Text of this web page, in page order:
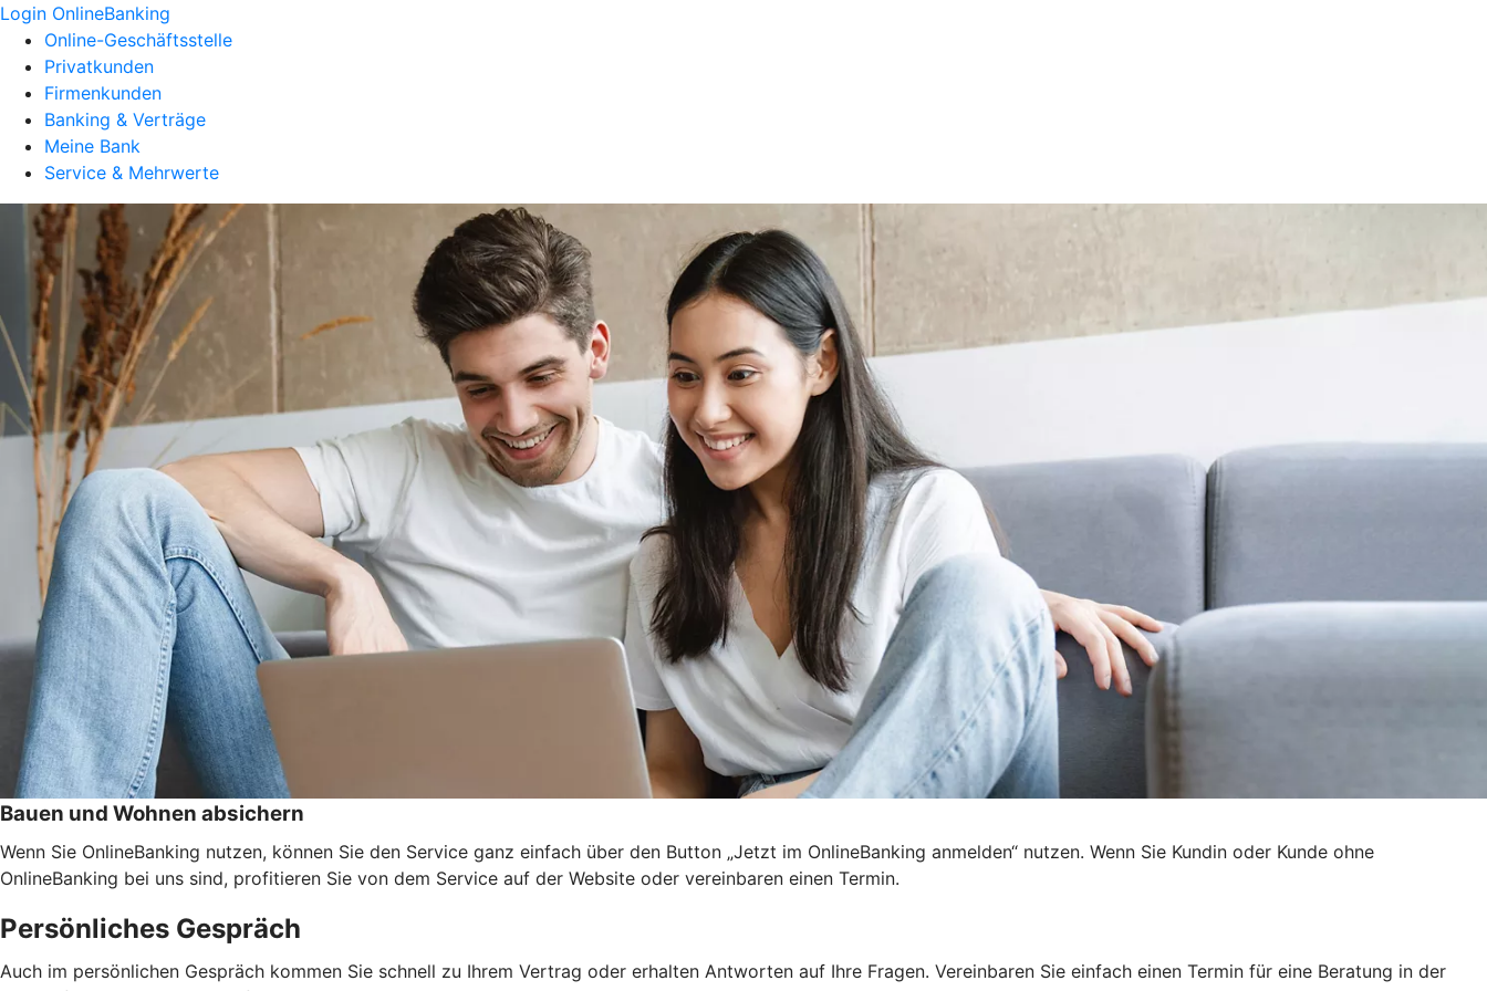
Login OnlineBanking
Online-Geschäftsstelle
Privatkunden
Firmenkunden
Banking & Verträge
Meine Bank
Service & Mehrwerte
Bauen und Wohnen absichern
Wenn Sie OnlineBanking nutzen, können Sie den Service ganz einfach über den Button „Jetzt im OnlineBanking anmelden“ nutzen. Wenn Sie Kundin oder Kunde ohne
OnlineBanking bei uns sind, profitieren Sie von dem Service auf der Website oder vereinbaren einen Termin.
Persönliches Gespräch
Auch im persönlichen Gespräch kommen Sie schnell zu Ihrem Vertrag oder erhalten Antworten auf Ihre Fragen. Vereinbaren Sie einfach einen Termin für eine Beratung in der